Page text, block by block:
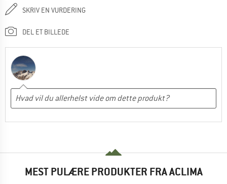
SKRIV EN VURDERING
DEL ET BILLEDE
MEST PULÆRE PRODUKTER FRA ACLIMA